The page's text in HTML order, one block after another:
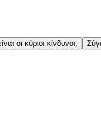
οι κύριοι κίνδυνοι;